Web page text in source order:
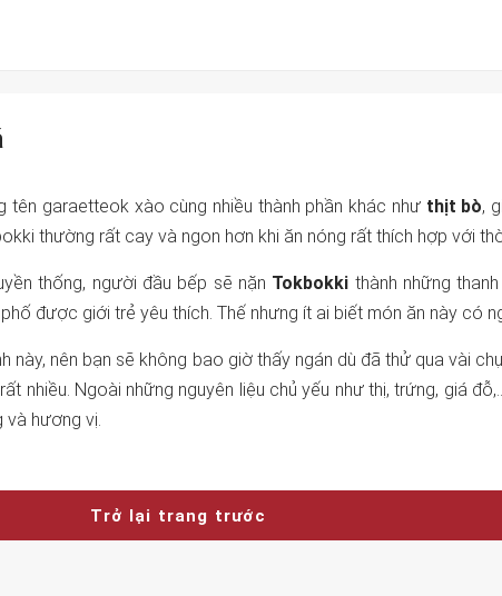
garaetteok xào cùng nhiều thành phần khác như thịt bò,
thường rất cay và ngon hơn khi ăn nóng rất thích hợp với
thống, người đầu bếp sẽ nặn Tokbokki thành những
được giới trẻ yêu thích. Thế nhưng ít ai biết món ăn này có
nên bạn sẽ không bao giờ thấy ngán dù đã thử qua vài
nhiều. Ngoài những nguyên liệu chủ yếu như thị, trứng, giá
và hương vị.
Trở lại trang trước